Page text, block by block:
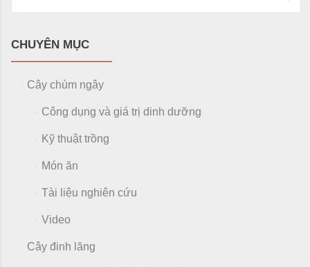
CHUYÊN MỤC
Cây chùm ngây
Công dụng và giá trị dinh dưỡng
Kỹ thuật trồng
Món ăn
Tài liệu nghiên cứu
Video
Cây đinh lăng